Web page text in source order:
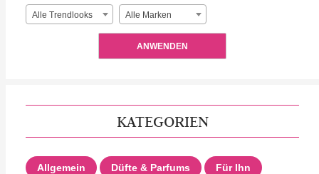
Alle Trendlooks Alle Marken
ANWENDEN
KATEGORIEN
Allgemein Düfte & Parfums Für Ihn